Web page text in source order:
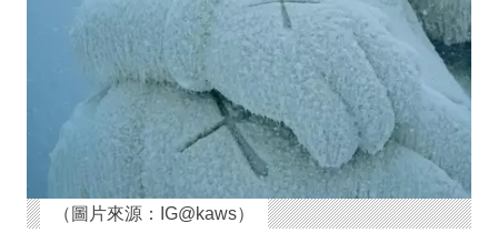
（圖片來源：IG@kaws）